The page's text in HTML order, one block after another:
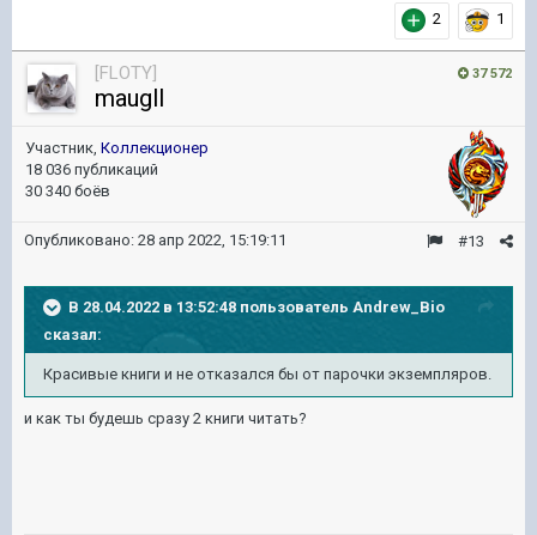
2 1
37 572
[FLOTY]
maugll
Участник, Коллекционер
18 036 публикаций
30 340 боёв
#13
Опубликовано: 28 апр 2022, 15:19:11
В 28.04.2022 в 13:52:48 пользователь Andrew_Bio
сказал:
Красивые книги и не отказался бы от парочки экземпляров.
и как ты будешь сразу 2 книги читать?